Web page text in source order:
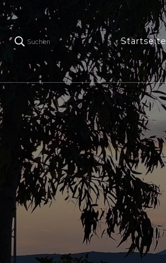
Suchen Startseite